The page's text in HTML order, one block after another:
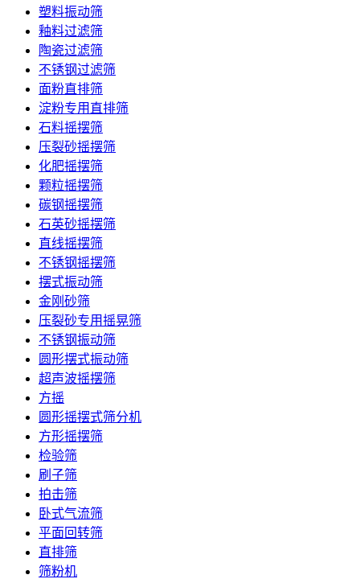
塑料振动筛
釉料过滤筛
陶瓷过滤筛
不锈钢过滤筛
面粉直排筛
淀粉专用直排筛
石料摇摆筛
压裂砂摇摆筛
化肥摇摆筛
颗粒摇摆筛
碳钢摇摆筛
石英砂摇摆筛
直线摇摆筛
不锈钢摇摆筛
摆式振动筛
金刚砂筛
压裂砂专用摇晃筛
不锈钢振动筛
圆形摆式振动筛
超声波摇摆筛
方摇
圆形摇摆式筛分机
方形摇摆筛
检验筛
刷子筛
拍击筛
卧式气流筛
平面回转筛
直排筛
筛粉机